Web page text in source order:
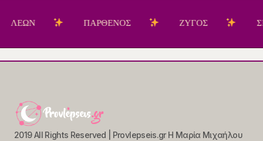
ΠΑΡΘΕΝΟΣ ΖΥΓΟΣ ΣΚΟΡΠΙΟΣ
2019 All Rights Reserved | Provlepseis.gr Η Μαρία Μιχαήλου